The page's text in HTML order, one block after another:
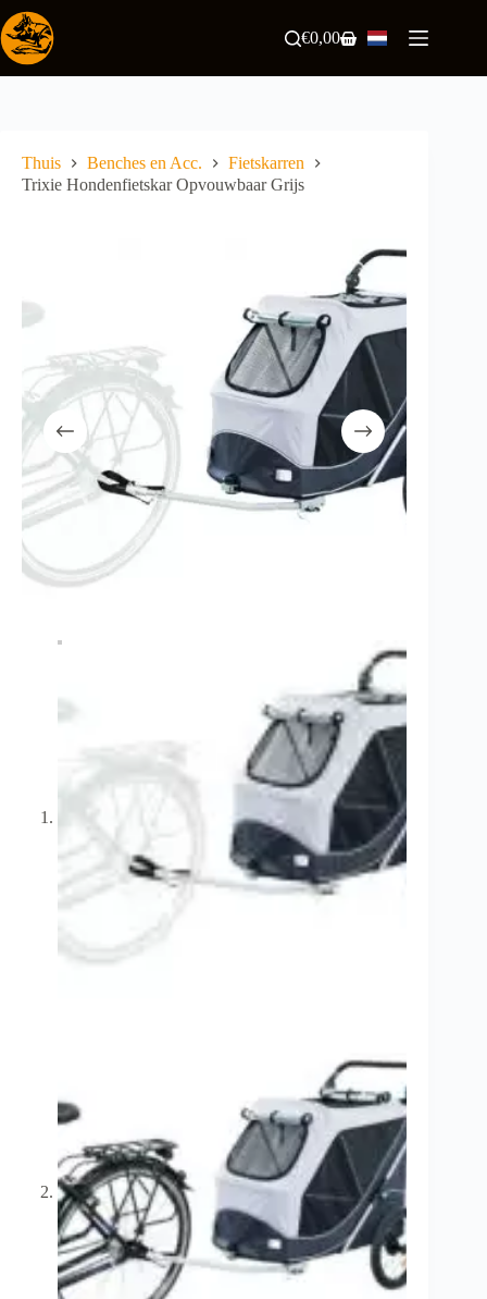
naar
de
inhoud
Winkelwagen
€0,00
Thuis Benches en Acc.
Fietskarren
Trixie Hondenfietskar Opvouwbaar Grijs